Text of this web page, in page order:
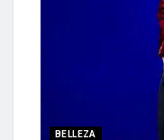
BELLEZA